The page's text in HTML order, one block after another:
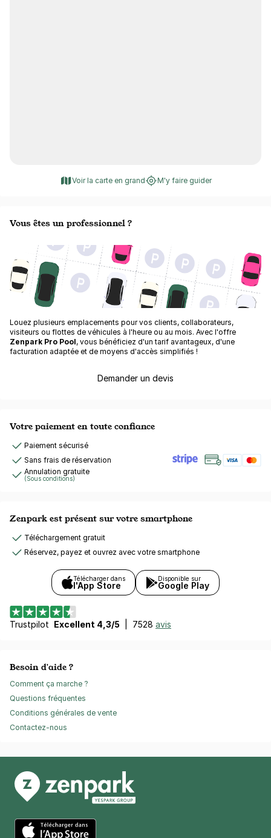
Voir la carte en grand M'y faire guider
Vous êtes un professionnel ?
Louez plusieurs emplacements pour vos clients, collaborateurs,
visiteurs ou flottes de véhicules à l'heure ou au mois. Avec l'offre
Zenpark Pro Pool, vous bénéficiez d'un tarif avantageux, d'une
facturation adaptée et de moyens d'accès simplifiés !
Demander un devis
Votre paiement en toute confiance
Paiement sécurisé
Sans frais de réservation
Annulation gratuite
(Sous conditions)
Zenpark est présent sur votre smartphone
Téléchargement gratuit
Réservez, payez et ouvrez avec votre smartphone
Télécharger dans
l'App Store
Disponible sur
Google Play
Trustpilot Excellent 4,3/5 7528 avis
Besoin d'aide ?
Comment ça marche ?
Questions fréquentes
Conditions générales de vente
Contactez-nous